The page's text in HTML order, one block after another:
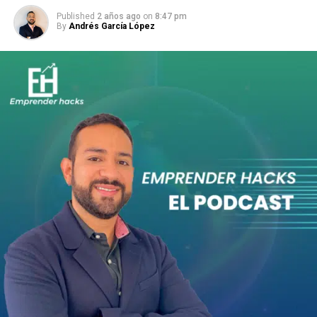
Published 2 años ago on 8:47 pm
By Andrés García López